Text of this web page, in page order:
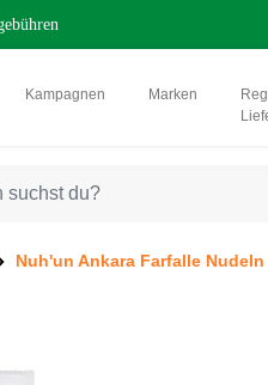
Kampagnen Marken
Nuh'un Ankara Farfalle